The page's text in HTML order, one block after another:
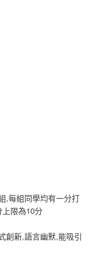
組同學均有一分打
限為10分
創新,語言幽默,能吸引